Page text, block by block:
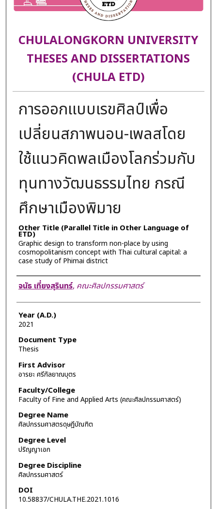
CHULALONGKORN UNIVERSITY
THESES AND DISSERTATIONS
(CHULA ETD)
การออกแบบเรขศิลป์เพื่อ
เปลี่ยนสภาพนอน-เพลสโดย
ใช้แนวคิดพลเมืองโลกร่วมกับ
ทุนทางวัฒนธรรมไทย กรณี
ศึกษาเมืองพิมาย
Other Title (Parallel Title in Other Language of
ETD)
Graphic design to transform non-place by using
cosmopolitanism concept with Thai cultural capital: a
case study of Phimai district
Author
จนัธ เที่ยงสุรินทร์, คณะศิลปกรรมศาสตร์
Year (A.D.)
2021
Document Type
Thesis
First Advisor
อารยะ ศรีกัลยาณบุตร
Faculty/College
Faculty of Fine and Applied Arts (คณะศิลปกรรมศาสตร์)
Degree Name
ศิลปกรรมศาสตรดุษฎีบัณฑิต
Degree Level
ปริญญาเอก
Degree Discipline
ศิลปกรรมศาสตร์
DOI
10.58837/CHULA.THE.2021.1016